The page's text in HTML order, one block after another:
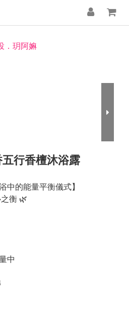
．玥阿嫲
行香檀沐浴露
中的能量平衡儀式】
衡 🌿
中